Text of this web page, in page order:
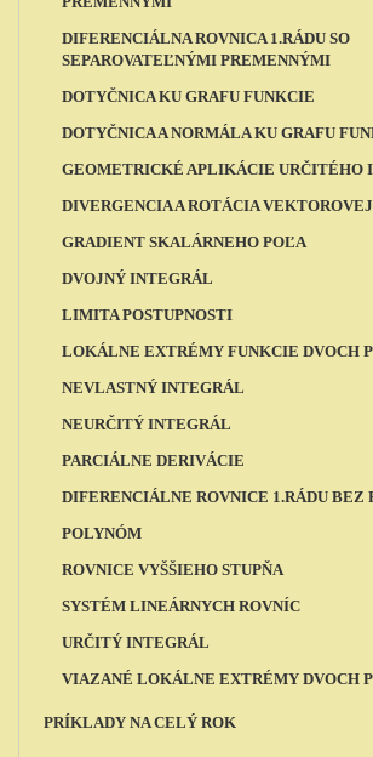
DIFERENCIÁLNA ROVNICA 1.RÁDU SO
SEPAROVATEĽNÝMI PREMENNÝMI
DOTYČNICA KU GRAFU FUNKCIE
DOTYČNICA A NORMÁLA KU GRAFU
GEOMETRICKÉ APLIKÁCIE URČITÉHO
DIVERGENCIA A ROTÁCIA
GRADIENT SKALÁRNEHO POĽA
DVOJNÝ INTEGRÁL
LIMITA POSTUPNOSTI
LOKÁLNE EXTRÉMY FUNKCIE DVOCH
NEVLASTNÝ INTEGRÁL
NEURČITÝ INTEGRÁL
PARCIÁLNE DERIVÁCIE
DIFERENCIÁLNE ROVNICE 1.RÁDU BEZ
POLYNÓM
ROVNICE VYŠŠIEHO STUPŇA
SYSTÉM LINEÁRNYCH ROVNÍC
URČITÝ INTEGRÁL
VIAZANÉ LOKÁLNE EXTRÉMY DVOCH
PRÍKLADY NA CELÝ ROK